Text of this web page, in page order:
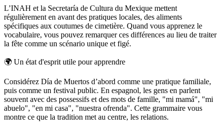
L’INAH et la Secretaría de Cultura du Mexique mettent
régulièrement en avant des pratiques locales, des aliments
spécifiques aux coutumes de cimetière. Quand vous apprenez le
vocabulaire, vous pouvez remarquer ces différences au lieu de traiter
la fête comme un scénario unique et figé.
🌍 Un état d'esprit utile pour apprendre
Considérez Día de Muertos d’abord comme une pratique familiale,
puis comme un festival public. En espagnol, les gens en parlent
souvent avec des possessifs et des mots de famille, "mi mamá", "mi
abuelo", "en mi casa", "nuestra ofrenda". Cette grammaire vous
montre ce que la tradition met au centre, les relations.